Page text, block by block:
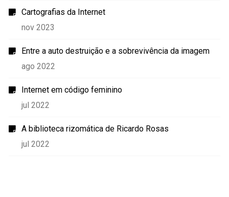
Cartografias da Internet
nov 2023
Entre a auto destruição e a sobrevivência da imagem
ago 2022
Internet em código feminino
jul 2022
A biblioteca rizomática de Ricardo Rosas
jul 2022